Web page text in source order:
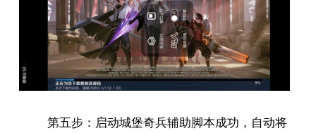
第五步：启动城堡奇兵辅助脚本成功，自动将